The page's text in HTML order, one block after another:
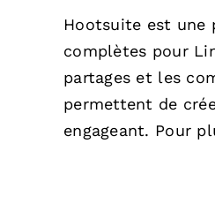
Hootsuite est une
complètes pour
partages et les
permettent de
engageant. Pour